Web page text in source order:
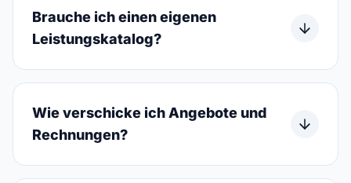
Brauche ich einen eigenen
Leistungskatalog?
Wie verschicke ich Angebote und
Rechnungen?